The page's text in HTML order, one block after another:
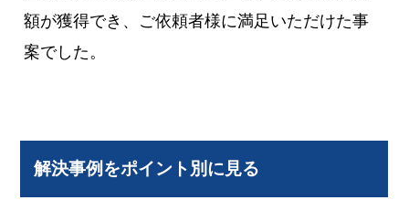
額が獲得でき、ご依頼者様に満足いただけた事
案でした。
解決事例をポイント別に見る